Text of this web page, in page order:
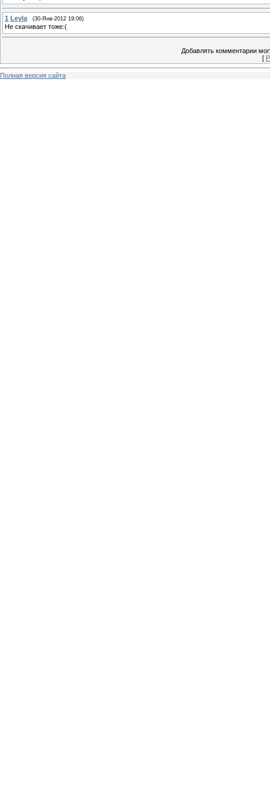
1 Leyla (30-Янв-2012 19:06)
Не скачивает тоже:(
Добавлять комментарии
[
Полная версия сайта